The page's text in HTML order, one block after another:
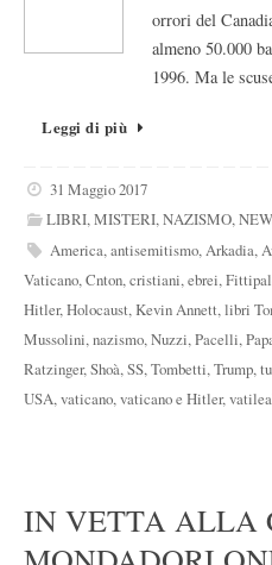
orrori del
almeno 50.000
1996. Ma le
Leggi di più
31 Maggio 2017
LIBRI,MISTERI,NAZISMO,
America,antisemitismo,Arkadia,
Vaticano,Cnton,cristiani,ebrei,
Hitler,Holocaust,Kevin Annett,libri
Mussolini,nazismo,Nuzzi,Pacelli,
Ratzinger,Shoà,SS,Tombetti,Trump,
USA,vaticano,vaticano e Hitler,
IN VETTA ALLA